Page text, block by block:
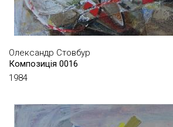
ПІДВОЙСЬКИЙ ГЕННАДІЙ
ПІДЛИПСЬКИЙ СТАС
ПОПОВ ВАЛЕРІЙ
ПРОКОПЕНКО МИКОЛА
Олександр Стовбур
Композиція 0016
1984